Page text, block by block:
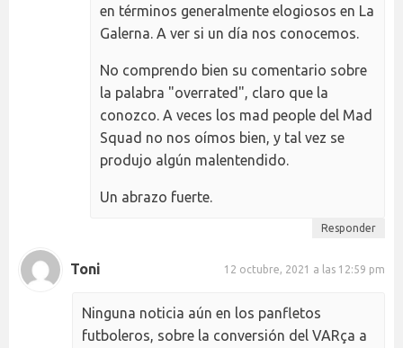
en términos generalmente elogiosos en La
Galerna. A ver si un día nos conocemos.
No comprendo bien su comentario sobre
la palabra "overrated", claro que la
conozco. A veces los mad people del Mad
Squad no nos oímos bien, y tal vez se
produjo algún malentendido.
Un abrazo fuerte.
Responder
Toni 12 octubre, 2021 a las 12:59 pm
Ninguna noticia aún en los panfletos
futboleros, sobre la conversión del VARça a